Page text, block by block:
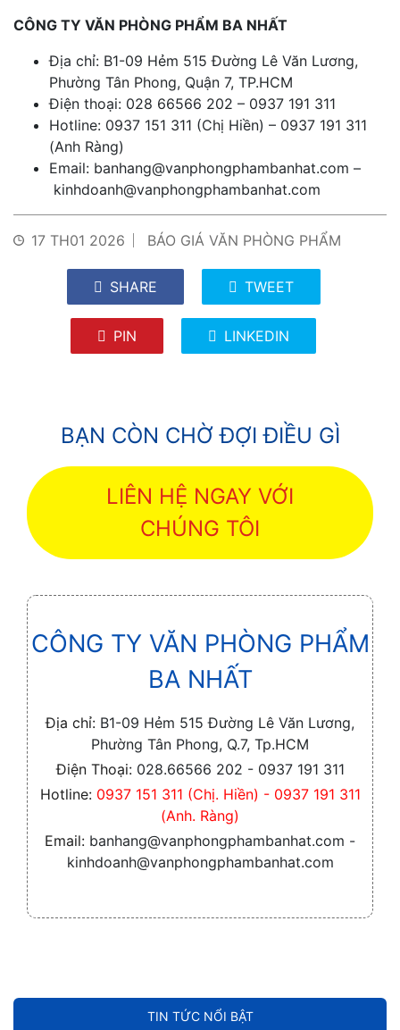
TIN TỨC NỔI BẬT
CÔNG TY VĂN PHÒNG PHẨM BA NHẤT
Địa chỉ: B1-09 Hẻm 515 Đường Lê Văn Lương,
Phường Tân Phong, Quận 7, TP.HCM
Điện thoại: 028 66566 202 – 0937 191 311
Hotline: 0937 151 311 (Chị Hiền) – 0937 191 311
(Anh Ràng)
Email: banhang@vanphongphambanhat.com –
kinhdoanh@vanphongphambanhat.com
17 TH01 2026 BÁO GIÁ VĂN PHÒNG PHẨM
SHARE TWEET
PIN LINKEDIN
BẠN CÒN CHỜ ĐỢI ĐIỀU GÌ
LIÊN HỆ NGAY VỚI
CHÚNG TÔI
CÔNG TY VĂN PHÒNG PHẨM
BA NHẤT
Địa chỉ: B1-09 Hẻm 515 Đường Lê Văn Lương,
Phường Tân Phong, Q.7, Tp.HCM
Điện Thoại: 028.66566 202 - 0937 191 311
Hotline: 0937 151 311 (Chị. Hiền) - 0937 191 311
(Anh. Ràng)
Email: banhang@vanphongphambanhat.com -
kinhdoanh@vanphongphambanhat.com